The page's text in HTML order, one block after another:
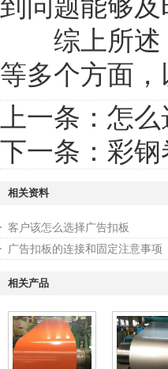
到问题能够及
综上所述，
等多个方面
上一条： 怎么
下一条： 彩
相关资料
客户该怎么选择广告扣板
广告扣板的连接和固定注意事项
相关产品